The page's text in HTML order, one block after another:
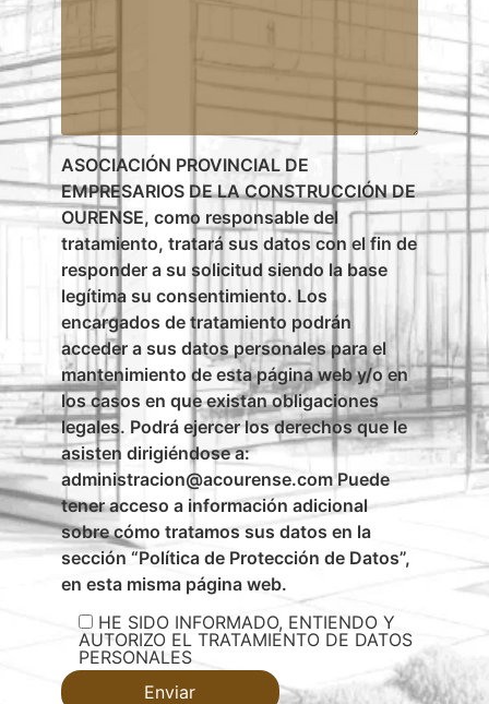
ASOCIACIÓN PROVINCIAL DE
EMPRESARIOS DE LA CONSTRUCCIÓN DE
OURENSE, como responsable del
tratamiento, tratará sus datos con el fin de
responder a su solicitud siendo la base
legítima su consentimiento. Los
encargados de tratamiento podrán
acceder a sus datos personales para el
mantenimiento de esta página web y/o en
los casos en que existan obligaciones
legales. Podrá ejercer los derechos que le
asisten dirigiéndose a:
administracion@acourense.com Puede
tener acceso a información adicional
sobre cómo tratamos sus datos en la
sección “Política de Protección de Datos”,
en esta misma página web.
HE SIDO INFORMADO, ENTIENDO Y
AUTORIZO EL TRATAMIENTO DE DATOS
PERSONALES